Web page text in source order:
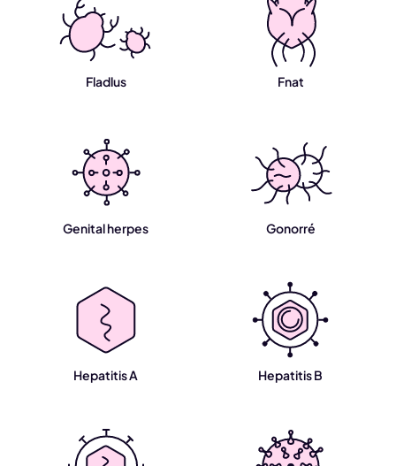
Fladlus Fnat
Genital herpes Gonorré
Hepatitis A Hepatitis B